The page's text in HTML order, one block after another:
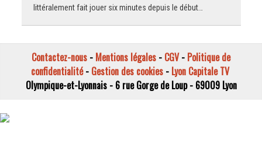
littéralement fait jouer six minutes depuis le début…
Contactez-nous - Mentions légales - CGV- Politique de
confidentialité- Gestion des cookies- Lyon Capitale TV
Olympique-et-Lyonnais - 6 rue Gorge de Loup - 69009 Lyon